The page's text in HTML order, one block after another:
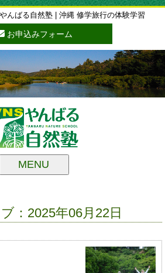
んばる自然塾 | 沖縄 修学旅行の体験学習
お申込みフォーム
MENU
：2025年06月22日